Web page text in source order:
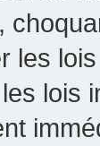
les
lois